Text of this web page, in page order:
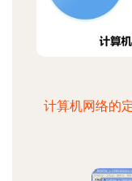
计算机网络的